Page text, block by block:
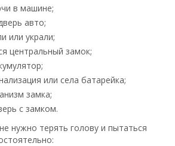
в машине;
авто;
или украли;
центральный замок;
или села батарейка;
замка;
с замком.
нужно терять голову и пытаться